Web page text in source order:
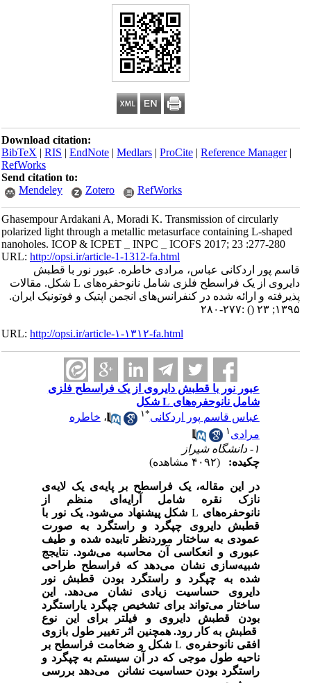
Download citation:
BibTeX|RIS|EndNote|Medlars|ProCite|Reference Manager
RefWorks
Send citation to:
Mendeley
Zotero RefWorks
Ghasempour Ardakani A, Moradi K. Transmission of circularly
polarized light through a metallic metasurface containing L-shaped
nanoholes. ICOP & ICPET _ INPC _ ICOFS 2017; 23 :277-280
URL:http://opsi.ir/article-1-1312-fa.html
قاسم پور اردکانی عباس، مرادی خاطره. عبور نور با قطبش
دایروی از یک فراسطح فلزی شامل نانوحفره‌های L شکل. مقالات
پذیرفته و ارائه شده در کنفرانس‌های انجمن اپتیک و فوتونیک ایران.
۱۳۹۵; ۲۳
() :۲۷۷-۲۸۰
URL:http://opsi.ir/article-۱-۱۳۱۲-fa.html
عبور نور با قطبش دایروی از یک فراسطح فلزی
شامل نانوحفره‌های L شکل
عباس قاسم پور اردکانی
۱ ،خاطره
مرادی
چکیده:
در این مقاله، یک فراسطح بر پایه‌ی یک لایه‌ی
نازک نقره شامل آرایه‌ای منظم از
نانوحفره‌هایL شکل پیشنهاد می‌شود. یک نور با
قطبش دایروی چپگرد و راستگرد به صورت
عمودی به ساختار مورد‌نظر تابیده شده و طیف
عبوری و انعکاسی آن محاسبه می‌شود. نتایجج
شبیه‌سازی نشان می‌دهد که فراسطح طراحی
شده به چپگرد و راستگرد بودن قطبش نور
دایروی حساسیت زیادی نشان می‌دهد. این
ساختار می‌تواند برای تشخیص چپگرد یاراستگرد
بودن قطبش دایروی و فیلتر برای این نوع
قطبش به کار رود. همچنین اثر تغییر طول بازوی
افقی نانوحفره‌یL شکل و ضخامت فراسطح بر
ناحیه طول موجی که در آن سیستم به چپگرد و
راستگرد بودن حساسیت نشانن می‌دهد بررسی